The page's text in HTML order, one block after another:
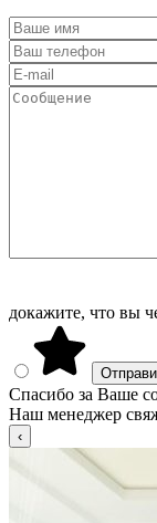
докажите, что вы
Спасибо за Ваше
Наш менеджер